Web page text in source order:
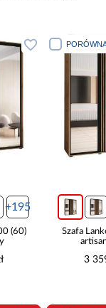
+195
(60)
Szafa
3